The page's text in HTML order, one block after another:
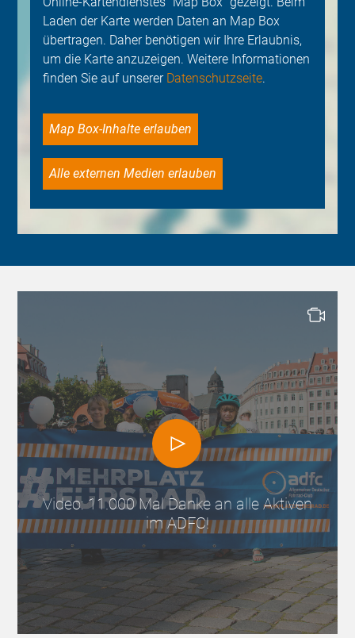
Laden der Karte werden Daten an Map Box
übertragen. Daher benötigen wir Ihre Erlaubnis,
um die Karte anzuzeigen. Weitere Informationen
finden Sie auf unserer Datenschutzseite.
Map Box-Inhalte erlauben
Alle externen Medien erlauben
Video: 11.000 Mal Danke an alle Aktiven
im ADFC!